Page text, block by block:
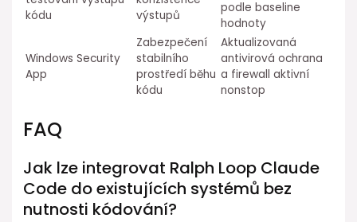
kódu
výstupů
podle baseline
hodnoty
Windows Security
App
Zabezpečení
stabilního⁤
prostředí běhu
kódu
Aktualizovaná
antivirová ochrana
a firewall aktivní
nonstop
FAQ
Jak lze integrovat Ralph Loop ⁤Claude
Code do existujících systémů bez
⁢nutnosti kódování?